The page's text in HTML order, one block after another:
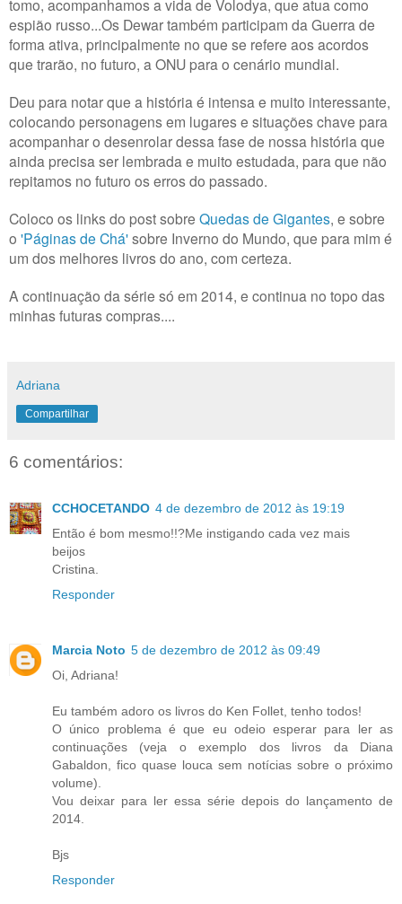
tomo, acompanhamos a vida de Volodya, que atua como
espião russo...Os Dewar também participam da Guerra de
forma ativa, principalmente no que se refere aos acordos
que trarão, no futuro, a ONU para o cenário mundial.
Deu para notar que a história é intensa e muito interessante,
colocando personagens em lugares e situações chave para
acompanhar o desenrolar dessa fase de nossa história que
ainda precisa ser lembrada e muito estudada, para que não
repitamos no futuro os erros do passado.
Coloco os links do post sobre Quedas de Gigantes, e sobre
o 'Páginas de Chá'sobre Inverno do Mundo, que para mim é
um dos melhores livros do ano, com certeza.
A continuação da série só em 2014, e continua no topo das
minhas futuras compras....
Adriana
Compartilhar
6 comentários:
CCHOCETANDO 4 de dezembro de 2012 às 19:19
Então é bom mesmo!!?Me instigando cada vez mais
beijos
Cristina.
Responder
Marcia Noto 5 de dezembro de 2012 às 09:49
Oi, Adriana!
Eu também adoro os livros do Ken Follet, tenho todos!
O único problema é que eu odeio esperar para ler as
continuações (veja o exemplo dos livros da Diana
Gabaldon, fico quase louca sem notícias sobre o próximo
volume).
Vou deixar para ler essa série depois do lançamento de
2014.
Bjs
Responder